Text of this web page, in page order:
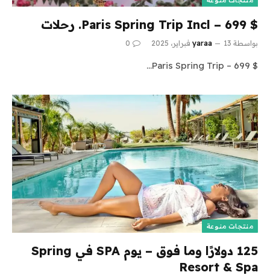
$ 699 – Paris Spring Trip Incl. رحلات
بواسطة yaraa 13 فبراير، 2025 0
$ 699 – Paris Spring Trip…
منتجات منوعة
125 دولارًا وما فوق – يوم SPA في Spring
Resort & Spa